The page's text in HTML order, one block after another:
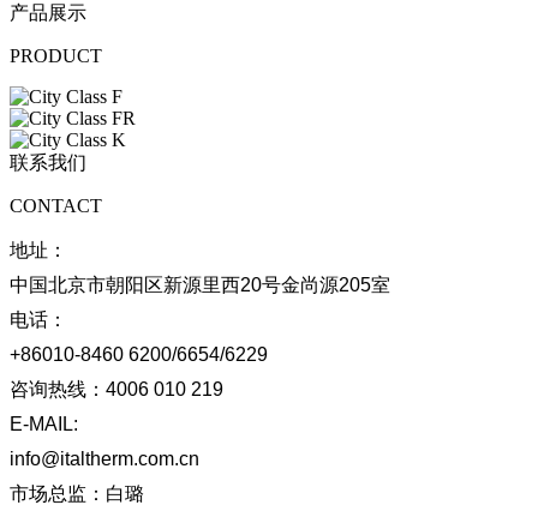
产品展示
PRODUCT
联系我们
CONTACT
地址：
中国北京市朝阳区新源里西20号金尚源205室
电话：
+86010-8460 6200/6654/6229
咨询热线： 4006 010 219
E-MAIL:
info@italtherm.com.cn
市场总监： 白璐